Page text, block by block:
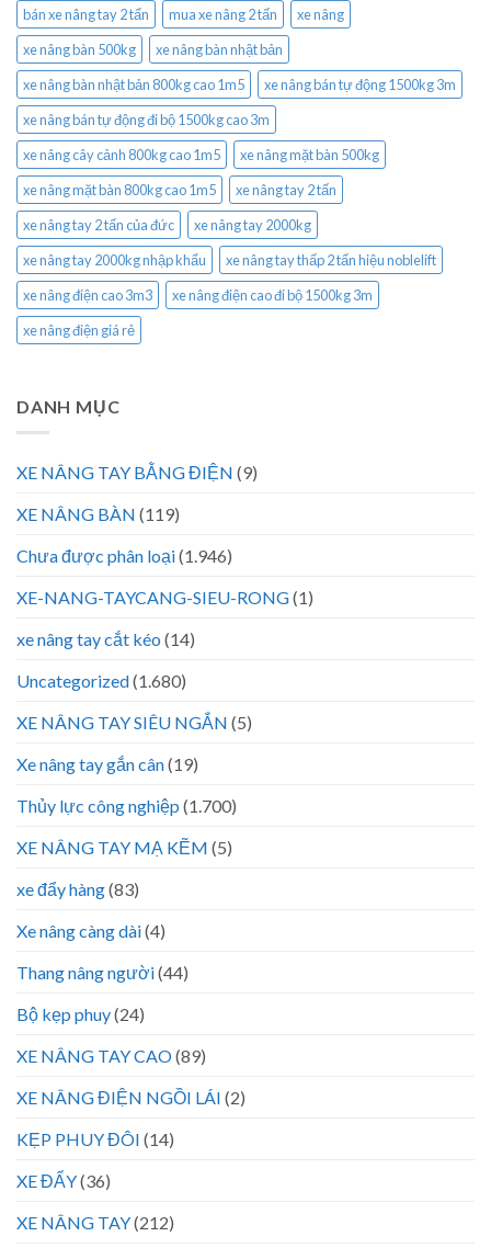
bán xe nâng tay 2 tấn mua xe nâng 2 tấn
xe nâng
xe nâng bàn 500kg
xe nâng bàn nhật bản
xe nâng bàn nhật bản 800kg cao 1m5
xe nâng bán tự động 1500kg 3m
xe nâng bán tự động đi bộ 1500kg cao 3m
xe nâng cây cảnh 800kg cao 1m5
xe nâng mặt bàn 500kg
xe nâng mặt bàn 800kg cao 1m5
xe nâng tay 2 tấn
xe nâng tay 2 tấn của đức
xe nâng tay 2000kg
xe nâng tay 2000kg nhập khẩu
xe nâng tay thấp 2 tấn hiệu noblelift
xe nâng điện cao 3m3
xe nâng điện cao đi bộ 1500kg 3m
xe nâng điện giá rẻ
DANH MỤC
XE NÂNG TAY BẰNG ĐIỆN (9)
XE NÂNG BÀN (119)
Chưa được phân loại(1.946)
XE-NANG-TAYCANG-SIEU-RONG(1)
xe nâng tay cắt kéo (14)
Uncategorized(1.680)
XE NÂNG TAY SIÊU NGẮN (5)
Xe nâng tay gắn cân(19)
Thủy lực công nghiệp (1.700)
XE NÂNG TAY MẠ KẼM (5)
xe đẩy hàng(83)
Xe nâng càng dài(4)
Thang nâng người(44)
Bộ kẹp phuy(24)
XE NÂNG TAY CAO(89)
XE NÂNG ĐIỆN NGỒI LÁI (2)
KẸP PHUY ĐÔI (14)
XE ĐẨY(36)
XE NÂNG TAY(212)